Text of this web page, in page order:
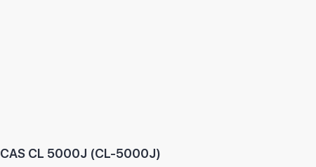
CAS CL 5000J (CL-5000J)